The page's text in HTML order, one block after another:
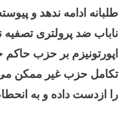
طلبانه ادامه ندهد و
ناباب ضد پرولتری تصفیه
اپورتونیزم بر حزب حاکم
تکامل حزب غیر ممکن
را ازدست داده و به